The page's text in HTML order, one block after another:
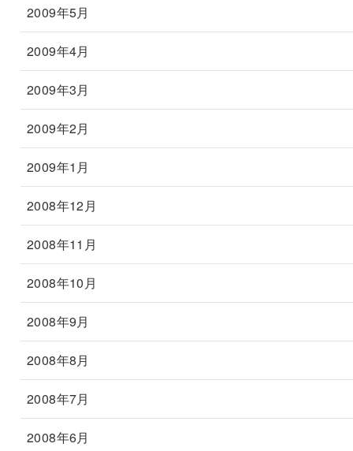
2009年5月
2009年4月
2009年3月
2009年2月
2009年1月
2008年12月
2008年11月
2008年10月
2008年9月
2008年8月
2008年7月
2008年6月